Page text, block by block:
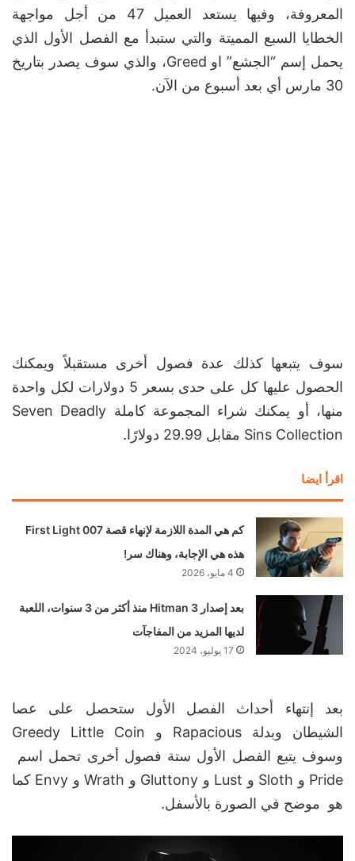
المعروفة، وفيها يستعد العميل 47 من أجل مواجهة
الخطايا السبع المميتة والتي ستبدأ مع الفصل الأول الذي
يحمل إسم “الجشع” او Greed، والذي سوف يصدر بتاريخ
30 مارس أي بعد أسبوع من الآن.
سوف يتبعها كذلك عدة فصول أخرى مستقبلاً ويمكنك
الحصول عليها كل على حدى بسعر 5 دولارات لكل واحدة
منها، أو يمكنك شراء المجموعة كاملة Seven Deadly
Sins Collection مقابل 29.99 دولارًا.
اقرأ ايضا
كم هي المدة اللازمة لإنهاء قصة 007 First Light
هذه هي الإجابة، وهناك سر!
4 مايو، 2026
بعد إصدار Hitman 3 منذ أكثر من 3 سنوات، اللعبة
لديها المزيد من المفاجآت
17 يوليو، 2024
بعد إنتهاء أحداث الفصل الأول ستحصل على عصا
الشيطان وبدلة Rapacious و Greedy Little Coin
وسوف يتبع الفصل الأول ستة فصول أخرى تحمل اسم
Pride و Sloth و Lust و Gluttony و Wrath و Envy كما
هو موضح في الصورة بالأسفل.